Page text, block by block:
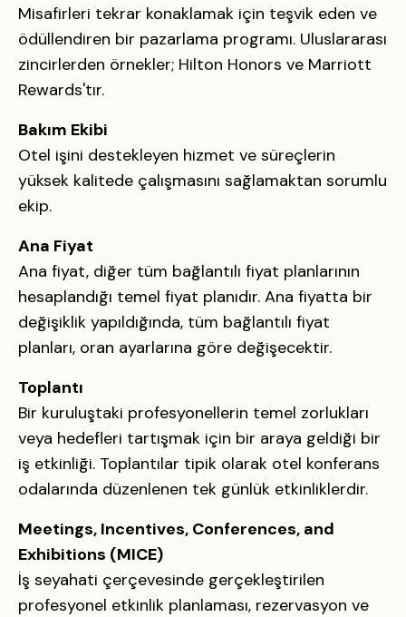
Misafirleri tekrar konaklamak için teşvik eden ve
ödüllendiren bir pazarlama programı. Uluslararası
zincirlerden örnekler; Hilton Honors ve Marriott
Rewards'tır.
Bakım Ekibi
Otel işini destekleyen hizmet ve süreçlerin
yüksek kalitede çalışmasını sağlamaktan sorumlu
ekip.
Ana Fiyat
Ana fiyat, diğer tüm bağlantılı fiyat planlarının
hesaplandığı temel fiyat planıdır. Ana fiyatta bir
değişiklik yapıldığında, tüm bağlantılı fiyat
planları, oran ayarlarına göre değişecektir.
Toplantı
Bir kuruluştaki profesyonellerin temel zorlukları
veya hedefleri tartışmak için bir araya geldiği bir
iş etkinliği. Toplantılar tipik olarak otel konferans
odalarında düzenlenen tek günlük etkinliklerdir.
Meetings, Incentives, Conferences, and
Exhibitions (MICE)
İş seyahati çerçevesinde gerçekleştirilen
profesyonel etkinlik planlaması, rezervasyon ve